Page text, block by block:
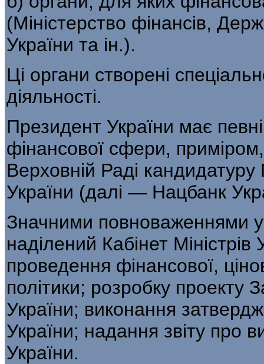
(Міністерство фінансів,
України та ін.).
Ці органи створені
діяльності.
Президент України має
фі­нансової сфери,
Верховній Раді
України (далі — Нацбанк
Значними повноваженнями
наділе­ний Кабінет
проведення фінансової,
політики; розробку
України; виконання
України; надання звіту про
України.